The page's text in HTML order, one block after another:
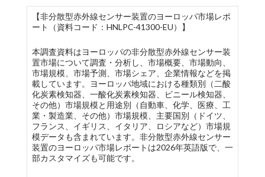
【非分散型赤外線センサー装置のヨーロッパ市場レポ
ート（資料コード：HNLPC-41300-EU）】
本調査資料はヨーロッパの非分散型赤外線センサー装
置市場について調査・分析し、市場概要、市場動向、
市場規模、市場予測、市場シェア、企業情報などを掲
載しています。ヨーロッパ地域における種類別（二酸
化炭素検知器、一酸化炭素検知器、ビニール検知器、
その他）市場規模と用途別（自動車、化学、医療、工
業・製造業、その他）市場規模、主要国別（ドイツ、
フランス、イギリス、イタリア、ロシアなど）市場規
模データも含まれています。非分散型赤外線センサー
装置のヨーロッパ市場レポートは2026年英語版で、一
部カスタマイズも可能です。